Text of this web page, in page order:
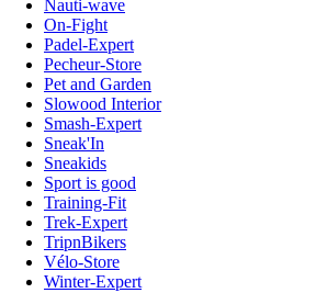
Nauti-wave
On-Fight
Padel-Expert
Pecheur-Store
Pet and Garden
Slowood Interior
Smash-Expert
Sneak'In
Sneakids
Sport is good
Training-Fit
Trek-Expert
TripnBikers
Vélo-Store
Winter-Expert